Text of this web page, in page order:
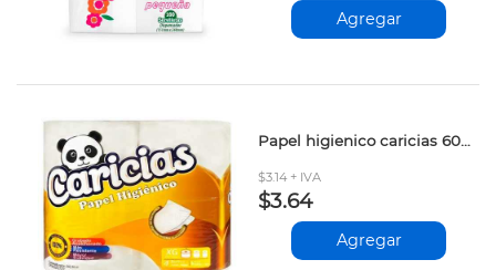
Agregar
Papel higienico caricias 600 hojas
$3.14 + IVA
$3.64
Agregar